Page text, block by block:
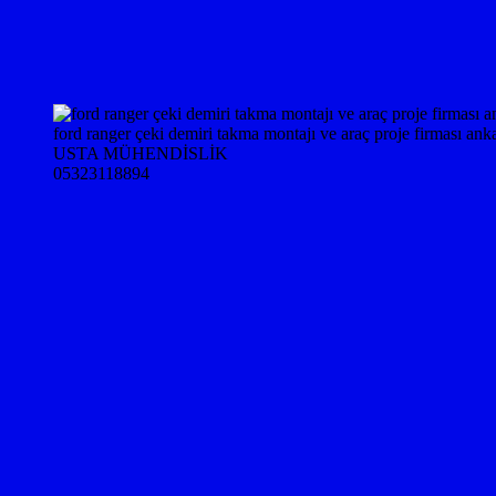
ford ranger çeki demiri takma montajı ve araç proje firması
USTA MÜHENDİSLİK
05323118894